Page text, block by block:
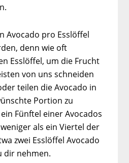
Avocado pro Esslöffel
denn wie oft
Esslöffel, um die Frucht
von uns schneiden
teilen die Avocado in
Portion zu
Fünftel einer Avocados
als ein Viertel der
zwei Esslöffel Avocado
dir nehmen.